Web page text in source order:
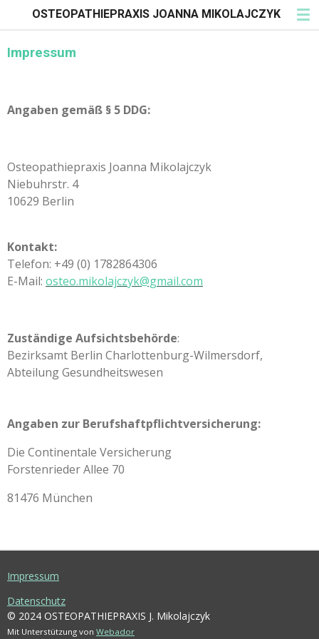
springen
OSTEOPATHIEPRAXIS JOANNA MIKOLAJCZYK
Impressum
Angaben gemäß § 5 DDG:
Osteopathiepraxis Joanna Mikolajczyk
Niebuhrstr. 4
10629 Berlin
Kontakt:
Telefon: +49 (0) 1782864306
E-Mail: osteo.mikolajczyk@gmail.com
Zuständige Aufsichtsbehörde:
Bezirksamt Berlin Charlottenburg-Wilmersdorf,
Abteilung Gesundheitswesen
Angaben zur Berufshaftpflichtversicherung:
Die Continentale Versicherung
Forstenrieder Allee 70
81476 München
Impressum
Datenschutz
© 2024 OSTEOPATHIEPRAXIS J. Mikolajczyk
Mit Unterstützung von Webador